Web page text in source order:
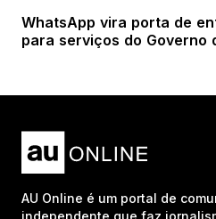
WhatsApp vira porta de
para serviços do Governo
AU Online é um portal de
independente que faz